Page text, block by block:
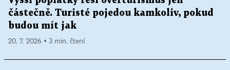
částečně. Turisté pojedou kamkoliv, pokud
budou mít jak
20. 7. 2026 ▪ 3 min. čtení